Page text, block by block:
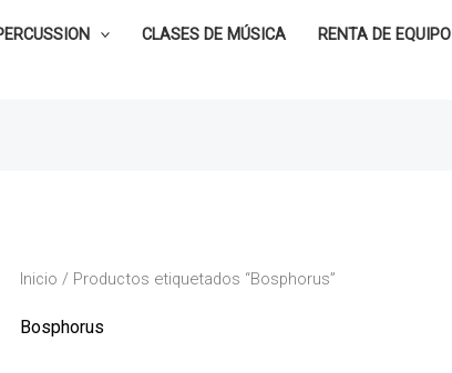
CLASES DE MÚSICA RENTA DE EQUIPO
Inicio / Productos etiquetados “Bosphorus”
Bosphorus